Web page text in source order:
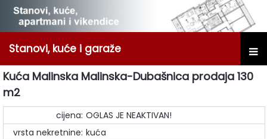
Stanovi, kuće i garaže
Kuća Malinska Malinska-Dubašnica prodaja 130
m2
cijena: OGLAS JE NEAKTIVAN!
vrsta nekretnine: kuća